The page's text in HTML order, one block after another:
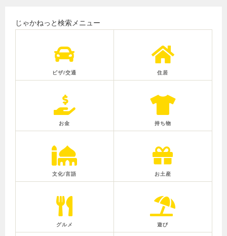
じゃかねっと検索メニュー
ビザ/交通 住居
お金 持ち物
文化/言語 お土産
グルメ 遊び